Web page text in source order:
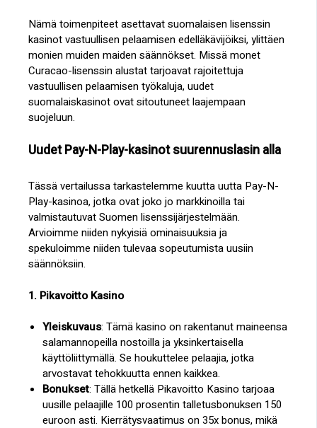
Nämä toimenpiteet asettavat suomalaisen lisenssin
kasinot vastuullisen pelaamisen edelläkävijöiksi, ylittäen
monien muiden maiden säännökset. Missä monet
Curacao-lisenssin alustat tarjoavat rajoitettuja
vastuullisen pelaamisen työkaluja, uudet
suomalaiskasinot ovat sitoutuneet laajempaan
suojeluun.
Uudet Pay-N-Play-kasinot suurennuslasin alla
Tässä vertailussa tarkastelemme kuutta uutta Pay-N-
Play-kasinoa, jotka ovat joko jo markkinoilla tai
valmistautuvat Suomen lisenssijärjestelmään.
Arvioimme niiden nykyisiä ominaisuuksia ja
spekuloimme niiden tulevaa sopeutumista uusiin
säännöksiin.
1. Pikavoitto Kasino
Yleiskuvaus: Tämä kasino on rakentanut maineensa
salamannopeilla nostoilla ja yksinkertaisella
käyttöliittymällä. Se houkuttelee pelaajia, jotka
arvostavat tehokkuutta ennen kaikkea.
Bonukset: Tällä hetkellä Pikavoitto Kasino tarjoaa
uusille pelaajille 100 prosentin talletusbonuksen 150
euroon asti. Kierrätysvaatimus on 35x bonus, mikä